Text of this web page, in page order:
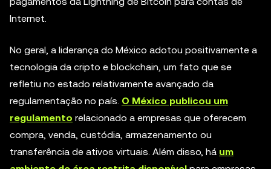
Internet.
No geral, a liderança do México adotou positivamente a
tecnologia da cripto e blockchain, um fato que se
refletiu no estado relativamente avançado da
regulamentação no país. O México publicou um
regulamento relacionado a empresas que oferecem
compra, venda, custódia, armazenamento ou
transferência de ativos virtuais. Além disso, há um